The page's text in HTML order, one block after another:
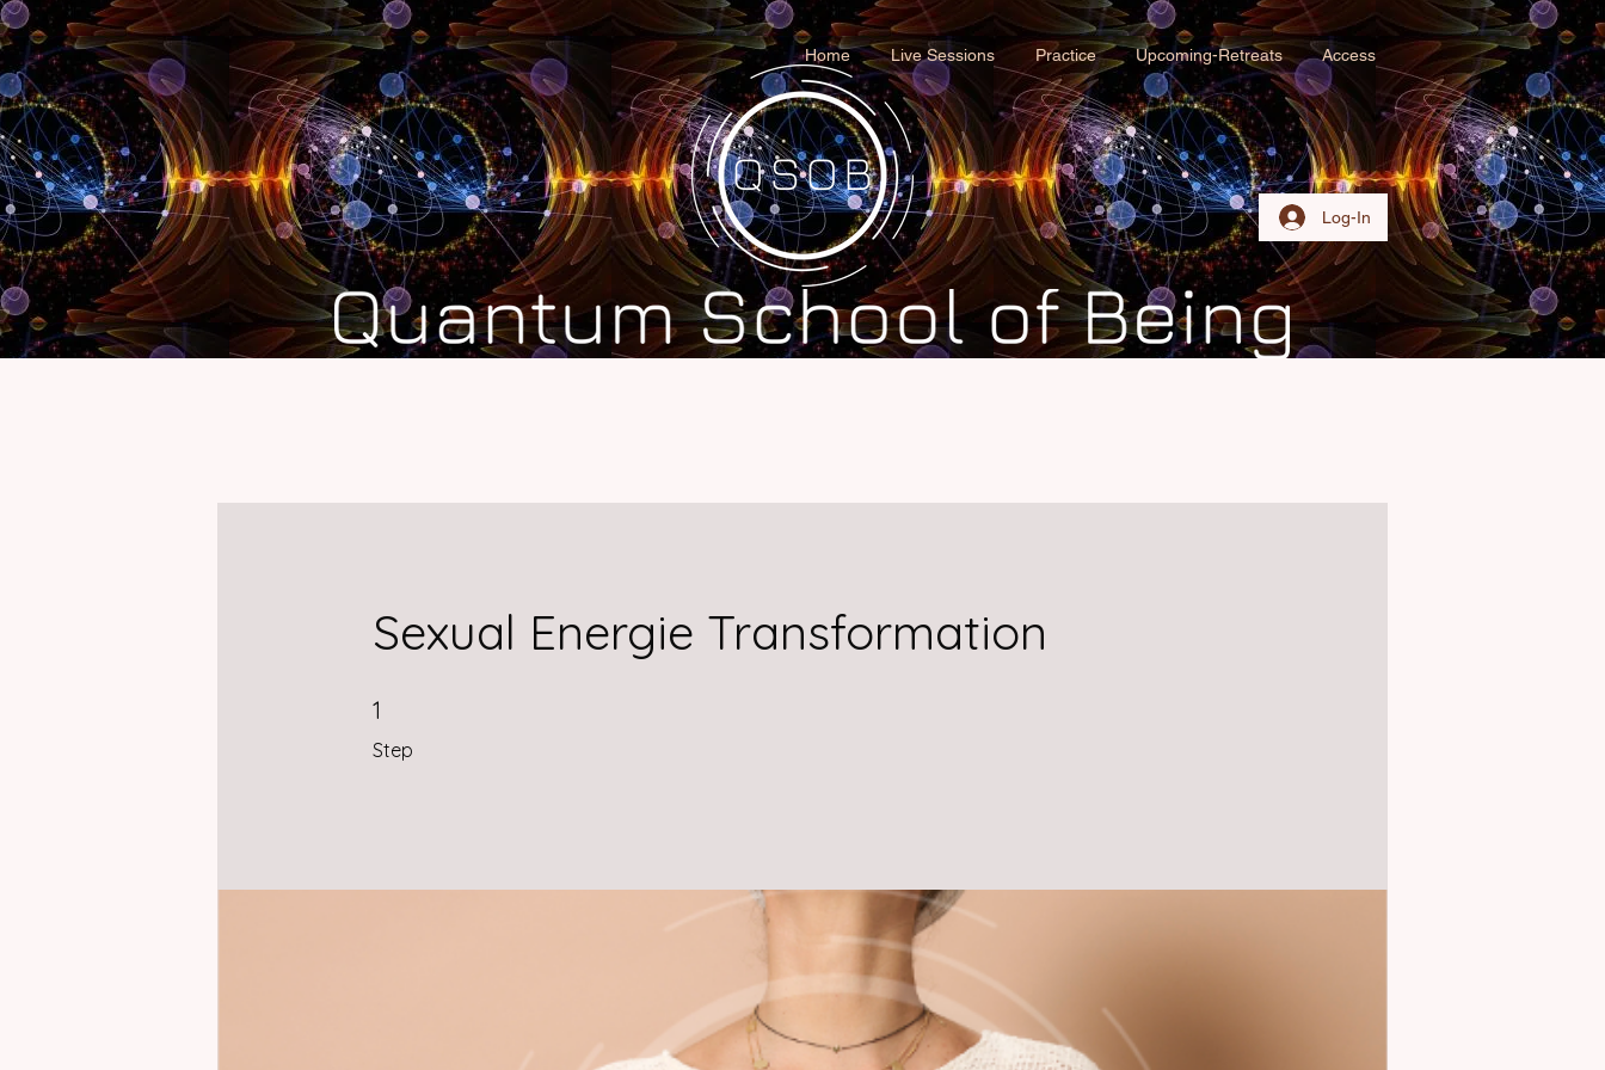
Log-In
Home Live Sessions Practice Upcoming-Retreats Access
Sexual Energie Transformation
1
Step
1 Step